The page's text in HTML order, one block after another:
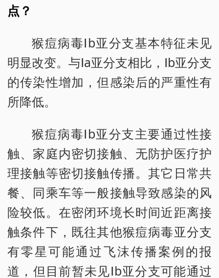
点？
猴痘病毒Ⅰb亚分支基本特征未见
明显改变。与Ⅰa亚分支相比，Ⅰb亚分支
的传染性增加，但感染后的严重性有
所降低。
猴痘病毒Ⅰb亚分支主要通过性接
触、家庭内密切接触、无防护医疗护
理接触等密切接触传播。其它日常共
餐、同乘车等一般接触导致感染的风
险较低。在密闭环境长时间近距离接
触条件下，既往其他猴痘病毒亚分支
有零星可能通过飞沫传播案例的报
道，但目前暂未见Ⅰb亚分支可能通过